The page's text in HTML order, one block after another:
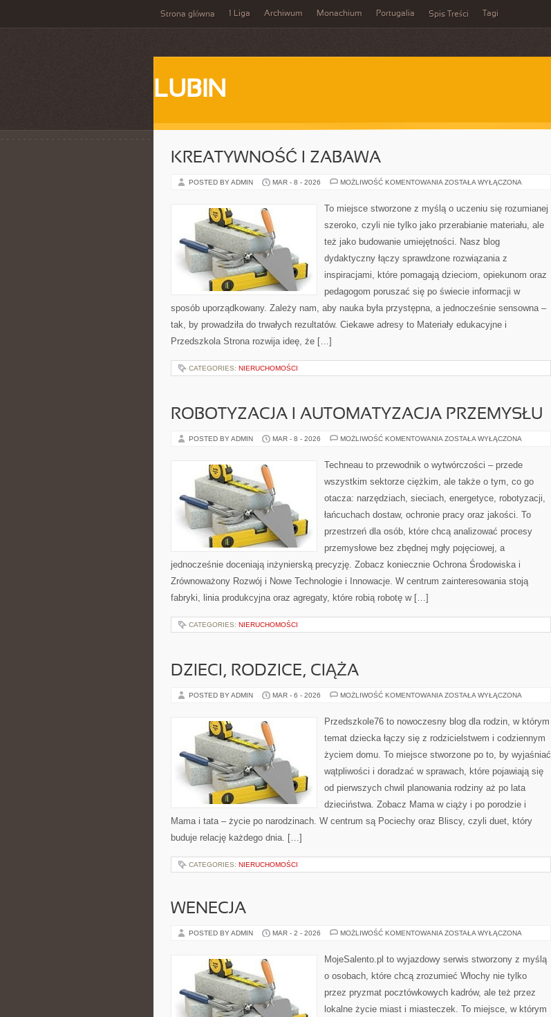
Strona główna 1 Liga Archiwum Monachium Portugalia Spis Treści Tagi
LUBIN
KREATYWNOŚĆ I ZABAWA
POSTED BY ADMIN MAR - 8 - 2026 MOŻLIWOŚĆ KOMENTOWANIA KREATYWNOŚĆ
ZOSTAŁA WYŁĄCZONA
To miejsce stworzone z myślą o uczeniu się rozumianej
szeroko, czyli nie tylko jako przerabianie materiału, ale
też jako budowanie umiejętności. Nasz blog
dydaktyczny łączy sprawdzone rozwiązania z
inspiracjami, które pomagają dzieciom, opiekunom oraz
pedagogom poruszać się po świecie informacji w
sposób uporządkowany. Zależy nam, aby nauka była przystępna, a jednocześnie sensowna –
tak, by prowadziła do trwałych rezultatów. Ciekawe adresy to Materiały edukacyjne i
Przedszkola Strona rozwija ideę, że […]
CATEGORIES: NIERUCHOMOŚCI
ROBOTYZACJA I AUTOMATYZACJA PRZEMYSŁU
POSTED BY ADMIN MAR - 8 - 2026 MOŻLIWOŚĆ KOMENTOWANIA ROBOTYZACJA
PRZEMYSŁU
ZOSTAŁA WYŁĄCZONA
Techneau to przewodnik o wytwórczości – przede
wszystkim sektorze ciężkim, ale także o tym, co go
otacza: narzędziach, sieciach, energetyce, robotyzacji,
łańcuchach dostaw, ochronie pracy oraz jakości. To
przestrzeń dla osób, które chcą analizować procesy
przemysłowe bez zbędnej mgły pojęciowej, a
jednocześnie doceniają inżynierską precyzję. Zobacz koniecznie Ochrona Środowiska i
Zrównoważony Rozwój i Nowe Technologie i Innowacje. W centrum zainteresowania stoją
fabryki, linia produkcyjna oraz agregaty, które robią robotę w […]
CATEGORIES: NIERUCHOMOŚCI
DZIECI, RODZICE, CIĄŻA
POSTED BY ADMIN MAR - 6 - 2026 MOŻLIWOŚĆ KOMENTOWANIA DZIECI,
ZOSTAŁA WYŁĄCZONA
Przedszkole76 to nowoczesny blog dla rodzin, w którym
temat dziecka łączy się z rodzicielstwem i codziennym
życiem domu. To miejsce stworzone po to, by wyjaśniać
wątpliwości i doradzać w sprawach, które pojawiają się
od pierwszych chwil planowania rodziny aż po lata
dzieciństwa. Zobacz Mama w ciąży i po porodzie i
Mama i tata – życie po narodzinach. W centrum są Pociechy oraz Bliscy, czyli duet, który
buduje relację każdego dnia. […]
CATEGORIES: NIERUCHOMOŚCI
WENECJA
POSTED BY ADMIN MAR - 2 - 2026 MOŻLIWOŚĆ KOMENTOWANIA WENECJA
ZOSTAŁA WYŁĄCZONA
MojeSalento.pl to wyjazdowy serwis stworzony z myślą
o osobach, które chcą zrozumieć Włochy nie tylko
przez pryzmat pocztówkowych kadrów, ale też przez
lokalne życie miast i miasteczek. To miejsce, w którym